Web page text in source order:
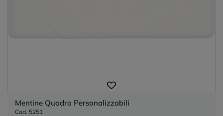
Mentine Quadro Personalizzabili
Cod. 5251